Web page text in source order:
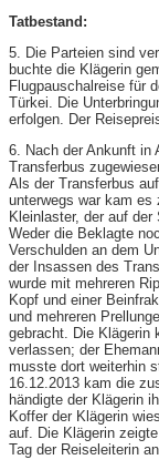
Tatbestand:
5. Die Parteien sind
buchte die Klägerin
Flugpauschalreise für
Türkei. Die
erfolgen. Der
6. Nach der Ankunft in
Transferbus
Als der Transferbus
unterwegs war kam
Kleinlaster, der auf der
Weder die Beklagte
Verschulden an dem
der Insassen des
wurde mit mehreren
Kopf und einer
und mehreren
gebracht. Die Klägerin
verlassen; der
musste dort weiterhin
16.12.2013 kam die
händigte der Klägerin
Koffer der Klägerin
auf. Die Klägerin
Tag der Reiseleiterin an.